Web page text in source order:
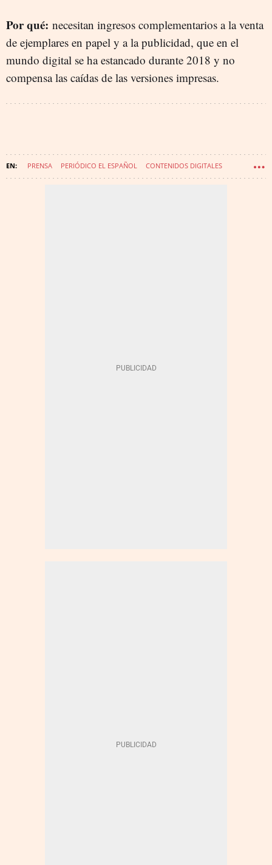
Por qué: necesitan ingresos complementarios a la venta
de ejemplares en papel y a la publicidad, que en el
mundo digital se ha estancado durante 2018 y no
compensa las caídas de las versiones impresas.
PRENSA PERIÓDICO EL ESPAÑOL CONTENIDOS DIGITALES